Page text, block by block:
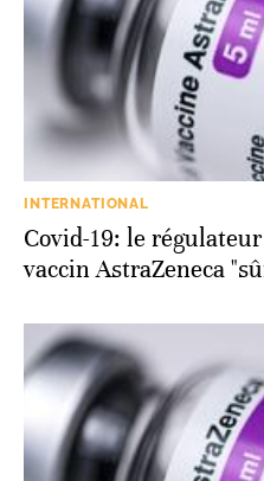
INTERNATIONAL
Covid-19: le
vaccin AstraZeneca